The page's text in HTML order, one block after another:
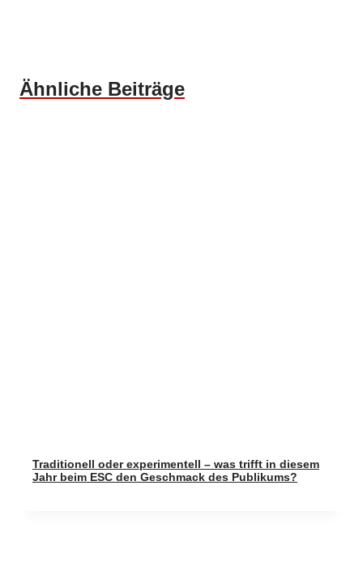
Ähnliche Beiträge
Traditionell oder experimentell – was trifft in diesem
Jahr beim ESC den Geschmack des Publikums?